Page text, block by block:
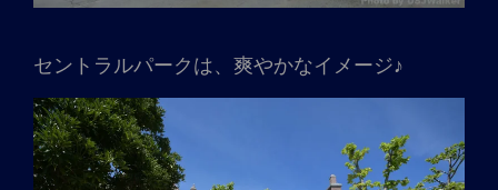
セントラルパークは、爽やかなイメージ♪